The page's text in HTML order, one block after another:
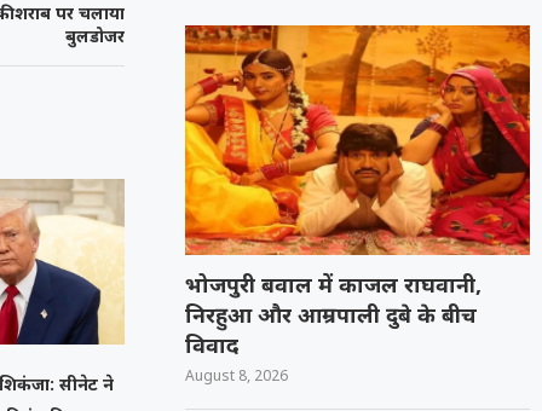
शराब पर चलाया
बुलडोजर
सीनेट ने
भोजपुरी बवाल में काजल राघवानी,
निरहुआ और आम्रपाली दुबे के बीच
विवाद
August 8, 2026